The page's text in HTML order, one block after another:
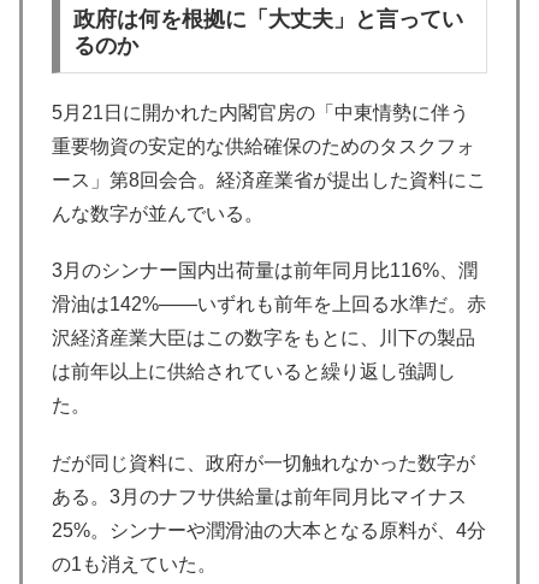
政府は何を根拠に「大丈夫」と言ってい
るのか
5月21日に開かれた内閣官房の「中東情勢に伴う
重要物資の安定的な供給確保のためのタスクフォ
ース」第8回会合。経済産業省が提出した資料にこ
んな数字が並んでいる。
3月のシンナー国内出荷量は前年同月比116%、潤
滑油は142%——いずれも前年を上回る水準だ。赤
沢経済産業大臣はこの数字をもとに、川下の製品
は前年以上に供給されていると繰り返し強調し
た。
だが同じ資料に、政府が一切触れなかった数字が
ある。3月のナフサ供給量は前年同月比マイナス
25%。シンナーや潤滑油の大本となる原料が、4分
の1も消えていた。